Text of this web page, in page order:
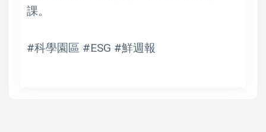
課。
#科學園區 #ESG #鮮週報